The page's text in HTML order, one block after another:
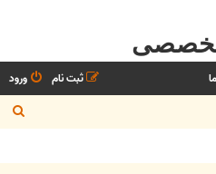
تخصصی
ورود
ثبت نام
س